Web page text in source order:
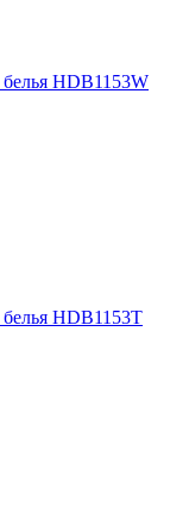
HDB1153W
HDB1153T